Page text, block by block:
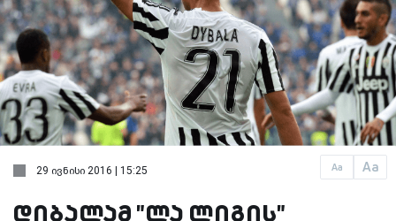
Aa Aa
29 ივნისი 2016 | 15:25
დიბალამ "ლა ლიგის"